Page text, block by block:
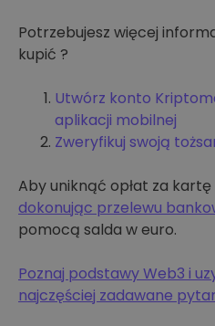
Potrzebujesz więcej
kupić ?
Utwórz konto
aplikacji mobilnej
Zweryfikuj swoją
Aby uniknąć opłat za
dokonując przelewu
pomocą salda w euro.
Poznaj podstawy Web3 i
najczęściej zadawane